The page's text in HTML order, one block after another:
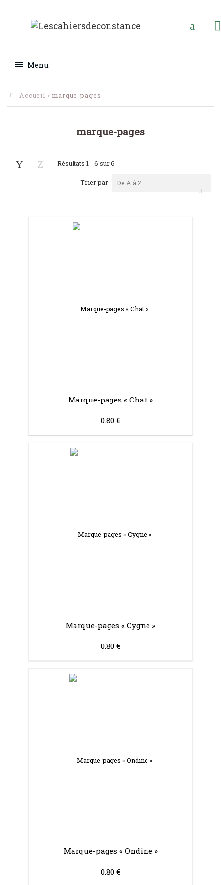
Menu
Accueil › marque-pages
marque-pages
Résultats 1 - 6 sur 6
Trier par : De A à Z
Marque-pages « Chat »
0.80 €
Marque-pages « Cygne »
0.80 €
Marque-pages « Ondine »
0.80 €